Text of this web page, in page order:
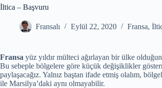
İltica – Başvuru
Fransalı Eylül 22, 2020 Fransa,
Fransa yüz yıldır mülteci ağırlayan bir ülke
Bu sebeple bölgelere göre küçük değişiklikler
paylaşacağız. Yalnız baştan ifade etmiş olalım,
ile Marsilya’daki aynı olmayabilir.